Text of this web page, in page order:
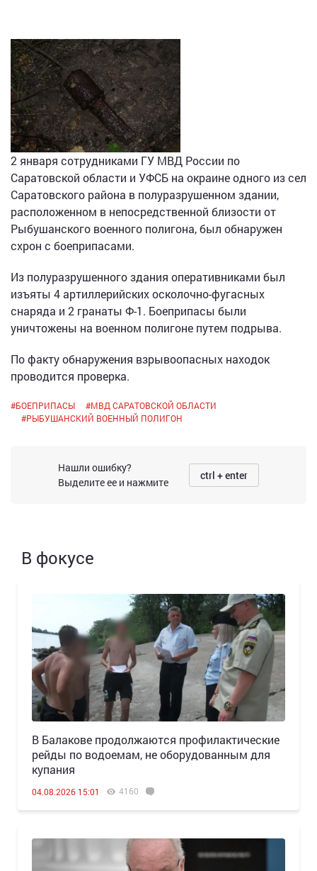
2 января сотрудниками ГУ МВД России по
Саратовской области и УФСБ на окраине одного из сел
Саратовского района в полуразрушенном здании,
расположенном в непосредственной близости от
Рыбушанского военного полигона, был обнаружен
схрон с боеприпасами.
Из полуразрушенного здания оперативниками был
изъяты 4 артиллерийских осколочно-фугасных
снаряда и 2 гранаты Ф-1. Боеприпасы были
уничтожены на военном полигоне путем подрыва.
По факту обнаружения взрывоопасных находок
проводится проверка.
#БОЕПРИПАСЫ #МВД САРАТОВСКОЙ ОБЛАСТИ
#РЫБУШАНСКИЙ ВОЕННЫЙ ПОЛИГОН
Нашли ошибку?
Выделите ее и нажмите
ctrl + enter
В фокусе
В Балакове продолжаются профилактические
рейды по водоемам, не оборудованным для
купания
04.08.2026 15:01 4160